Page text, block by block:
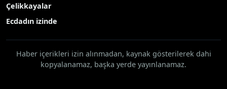
Çelikkayalar
Ecdadın izinde
Haber içerikleri izin alınmadan, kaynak gösterilerek dahi
kopyalanamaz, başka yerde yayınlanamaz.